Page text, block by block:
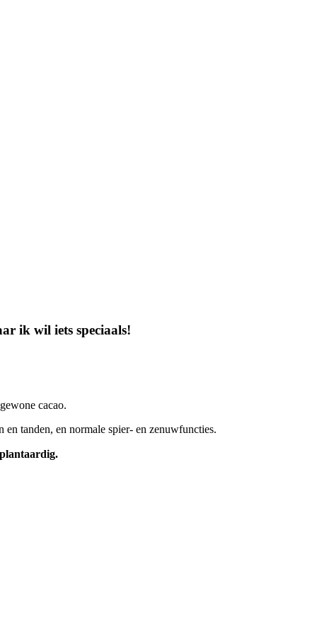
ik wil iets speciaals!
cacao.
tanden, en normale spier- en zenuwfuncties.